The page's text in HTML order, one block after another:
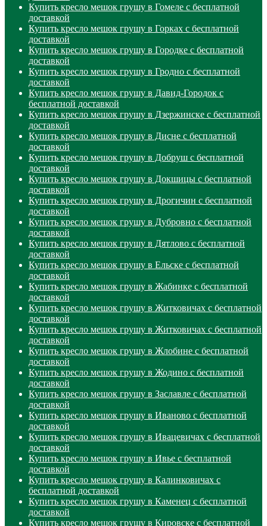
Купить кресло мешок грушу в Гомеле с бесплатной
доставкой
Купить кресло мешок грушу в Горках с бесплатной
доставкой
Купить кресло мешок грушу в Городке с бесплатной
доставкой
Купить кресло мешок грушу в Гродно с бесплатной
доставкой
Купить кресло мешок грушу в Давид-Городок с
бесплатной доставкой
Купить кресло мешок грушу в Дзержинске с бесплатной
доставкой
Купить кресло мешок грушу в Дисне с бесплатной
доставкой
Купить кресло мешок грушу в Добруш с бесплатной
доставкой
Купить кресло мешок грушу в Докшицы с бесплатной
доставкой
Купить кресло мешок грушу в Дрогичин с бесплатной
доставкой
Купить кресло мешок грушу в Дубровно с бесплатной
доставкой
Купить кресло мешок грушу в Дятлово с бесплатной
доставкой
Купить кресло мешок грушу в Ельске с бесплатной
доставкой
Купить кресло мешок грушу в Жабинке с бесплатной
доставкой
Купить кресло мешок грушу в Житковичах с бесплатной
доставкой
Купить кресло мешок грушу в Житковичах с бесплатной
доставкой
Купить кресло мешок грушу в Жлобине с бесплатной
доставкой
Купить кресло мешок грушу в Жодино с бесплатной
доставкой
Купить кресло мешок грушу в Заславле с бесплатной
доставкой
Купить кресло мешок грушу в Иваново с бесплатной
доставкой
Купить кресло мешок грушу в Ивацевичах с бесплатной
доставкой
Купить кресло мешок грушу в Ивье с бесплатной
доставкой
Купить кресло мешок грушу в Калинковичах с
бесплатной доставкой
Купить кресло мешок грушу в Каменец с бесплатной
доставкой
Купить кресло мешок грушу в Кировске с бесплатной